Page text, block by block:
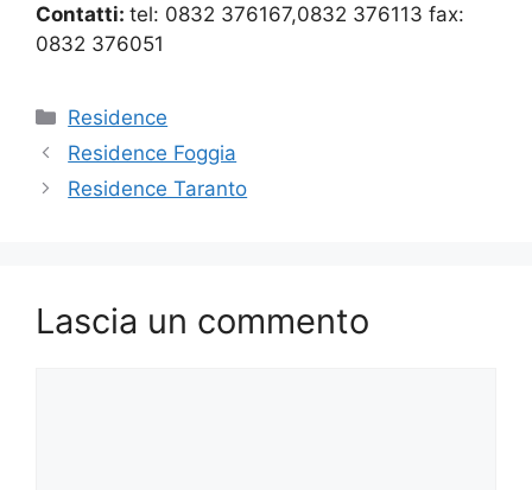
Contatti: tel: 0832 376167,0832 376113 fax:
0832 376051
Categorie
Residence
Residence Foggia
Residence Taranto
Lascia un commento